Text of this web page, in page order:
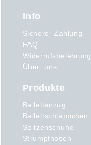
Info
Sichere Zahlung
FAQ
Widerrufsbelehrung
Über uns
Produkte
Ballettanzug
Ballettschläppchen
Spitzenschuhe
Strumpfhosen